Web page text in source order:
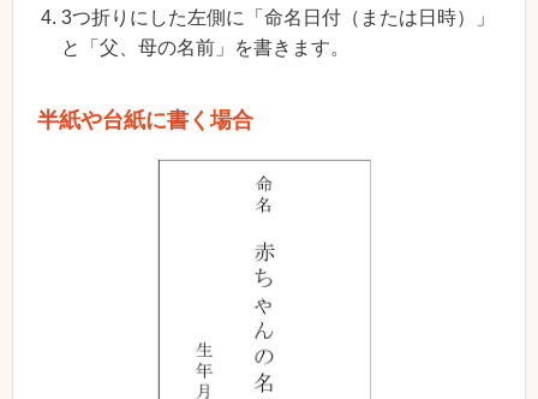
3つ折りにした左側に「命名日付（または日時）」
と「父、母の名前」を書きます。
半紙や台紙に書く場合